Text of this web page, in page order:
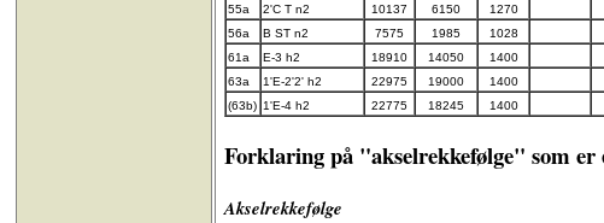
55a
2'C T n2 10137 6150 1270
56a
B ST n2 7575 1985 1028
61a
E-3 h2 18910 14050 1400
63a
1'E-2'2' h2 22975 19000 1400
(63b) 1'E-4 h2 22775 18245 1400
Forklaring på "akselrekkefølge" som er
Akselrekkefølge